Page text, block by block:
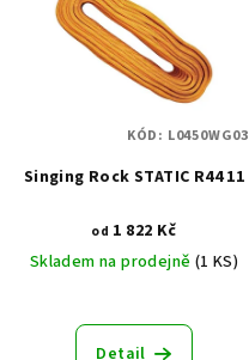
oSinging Rock STATIC R44 11
od 1 822 Kč
Skladem na prodejně (1 KS)
Detail
KÓD: L0450WG03